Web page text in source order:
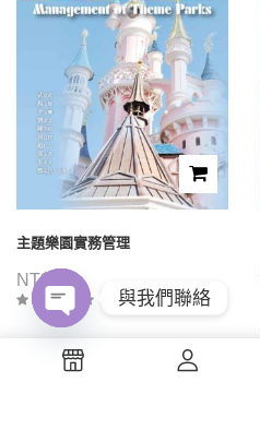
主題樂園實務管理
NT$ 480
與我們聯絡
chaty